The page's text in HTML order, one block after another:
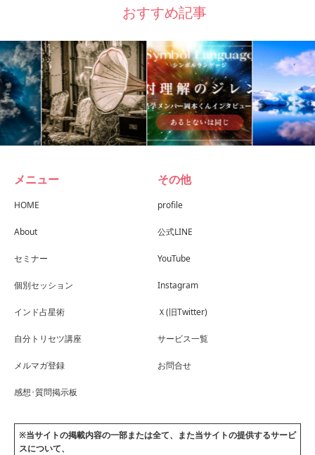
おすすめ記事
メニュー
HOME
About
セミナー
個別セッション
インド占星術
自分トリセツ講座
メルマガ登録
感想･質問掲示板
その他
profile
公式LINE
YouTube
Instagram
Ｘ(旧Twitter)
サービス一覧
お問合せ
※当サイトの掲載内容の一部または全て、また当サイトの提供するサービ
スについて、